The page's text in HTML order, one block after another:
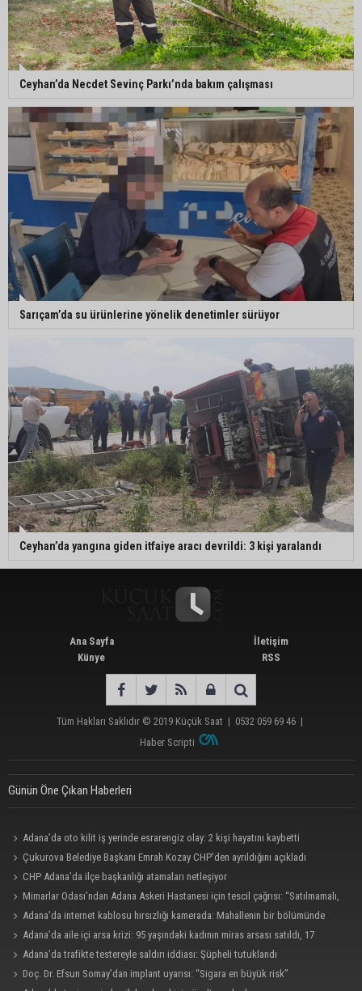
Ceyhan’da Necdet Sevinç Parkı’nda bakım çalışması
Sarıçam’da su ürünlerine yönelik denetimler sürüyor
Ceyhan’da yangına giden itfaiye aracı devrildi: 3 kişi yaralandı
Ana Sayfa
Künye
İletişim
RSS
Tüm Hakları Saklıdır © 2019 Küçük Saat | 0532 059 69 46 |
Haber Scripti
Günün Öne Çıkan Haberleri
Adana’da oto kilit iş yerinde esrarengiz olay: 2 kişi hayatını kaybetti
Çukurova Belediye Başkanı Emrah Kozay CHP’den ayrıldığını açıkladı
CHP Adana’da ilçe başkanlığı atamaları netleşiyor
Mimarlar Odası’ndan Adana Askeri Hastanesi için tescil çağrısı: “Satılmamalı,
amaç dışı kullanılmamalı”
Adana’da internet kablosu hırsızlığı kamerada: Mahallenin bir bölümünde
internet erişimi kesildi
Adana’da aile içi arsa krizi: 95 yaşındaki kadının miras arsası satıldı, 17
milyonun 13 milyonu harcandı
Adana’da trafikte testereyle saldırı iddiası: Şüpheli tutuklandı
Doç. Dr. Efsun Somay’dan implant uyarısı: “Sigara en büyük risk”